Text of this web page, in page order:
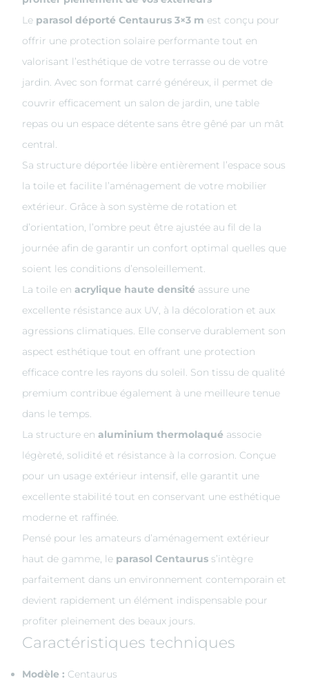
Le parasol déporté Centaurus 3×3 m est conçu pour
offrir une protection solaire performante tout en
valorisant l’esthétique de votre terrasse ou de votre
jardin. Avec son format carré généreux, il permet de
couvrir efficacement un salon de jardin, une table
repas ou un espace détente sans être gêné par un mât
central.
Sa structure déportée libère entièrement l’espace sous
la toile et facilite l’aménagement de votre mobilier
extérieur. Grâce à son système de rotation et
d’orientation, l’ombre peut être ajustée au fil de la
journée afin de garantir un confort optimal quelles que
soient les conditions d’ensoleillement.
La toile enacrylique haute densité assure une
excellente résistance aux UV, à la décoloration et aux
agressions climatiques. Elle conserve durablement son
aspect esthétique tout en offrant une protection
efficace contre les rayons du soleil. Son tissu de qualité
premium contribue également à une meilleure tenue
dans le temps.
La structure enaluminium thermolaqué associe
légèreté, solidité et résistance à la corrosion. Conçue
pour un usage extérieur intensif, elle garantit une
excellente stabilité tout en conservant une esthétique
moderne et raffinée.
Pensé pour les amateurs d’aménagement extérieur
haut de gamme, le parasol Centaurus s’intègre
parfaitement dans un environnement contemporain et
devient rapidement un élément indispensable pour
profiter pleinement des beaux jours.
Caractéristiques techniques
Modèle : Centaurus